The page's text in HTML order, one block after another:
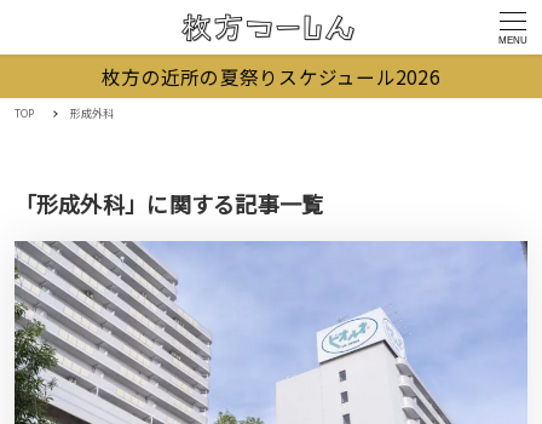
MENU
枚方の近所の夏祭りスケジュール2026
TOP 形成外科
「形成外科」に関する記事一覧